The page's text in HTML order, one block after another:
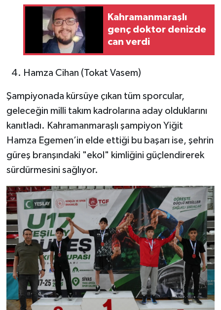
Kahramanmaraşlı
genç doktor denizde
can verdi
Hamza Cihan (Tokat Vasem)
Şampiyonada kürsüye çıkan tüm sporcular,
geleceğin milli takım kadrolarına aday olduklarını
kanıtladı. Kahramanmaraşlı şampiyon Yiğit
Hamza Egemen’in elde ettiği bu başarı ise, şehrin
güreş branşındaki "ekol" kimliğini güçlendirerek
sürdürmesini sağlıyor.